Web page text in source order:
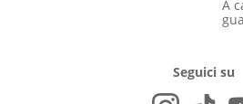
A
Seguici su